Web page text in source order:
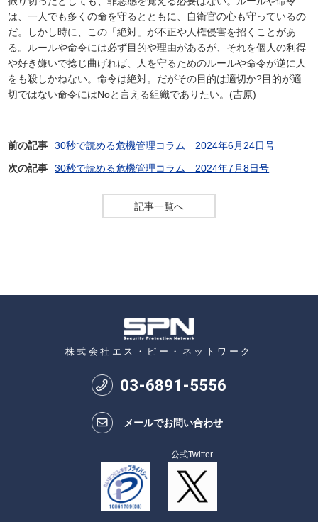
は、一人でも多くの命を守るとともに、自衛官の心も守っているの
だ。しかし時に、この「絶対」が不正や人権侵害を招くことがあ
る。ルールや命令には必ず目的や理由があるが、それを個人の利得
や好き嫌いで捻じ曲げれば、人を守るためのルールや命令が逆に人
をも殺しかねない。命令は絶対。だがその目的は適切か?目的が適
切ではない命令にはNoと言える組織でありたい。(吉原)
前の記事
30秒で読める危機管理コラム 2024年6月24日号
次の記事
30秒で読める危機管理コラム 2024年7月8日号
記事一覧へ
株式会社エス・ピー・ネットワーク
03-6891-5556
メールでお問い合わせ
公式Twitter